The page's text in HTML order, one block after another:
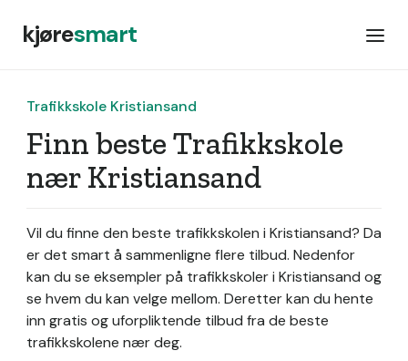
kjøresmart
Trafikkskole Kristiansand
Finn beste Trafikkskole
nær Kristiansand
Vil du finne den beste trafikkskolen i Kristiansand? Da
er det smart å sammenligne flere tilbud. Nedenfor
kan du se eksempler på trafikkskoler i Kristiansand og
se hvem du kan velge mellom. Deretter kan du hente
inn gratis og uforpliktende tilbud fra de beste
trafikkskolene nær deg.